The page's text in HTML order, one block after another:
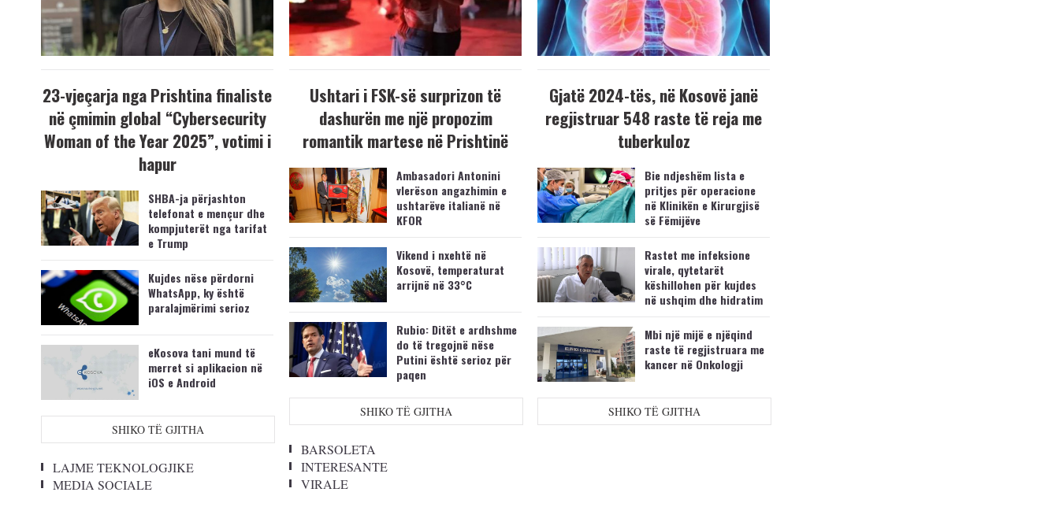
23-vjeçarja nga Prishtina finaliste
në çmimin global “Cybersecurity
Woman of the Year 2025”, votimi i
hapur
SHBA-ja përjashton
telefonat e mençur dhe
kompjuterët nga tarifat
e Trump
Kujdes nëse përdorni
WhatsApp, ky është
paralajmërimi serioz
eKosova tani mund të
merret si aplikacion në
iOS e Android
SHIKO TË GJITHA
LAJME TEKNOLOGJIKE
MEDIA SOCIALE
Ushtari i FSK-së surprizon të
dashurën me një propozim
romantik martese në Prishtinë
Ambasadori Antonini
vlerëson angazhimin e
ushtarëve italianë në
KFOR
Vikend i nxehtë në
Kosovë, temperaturat
arrijnë në 33°C
Rubio: Ditët e ardhshme
do të tregojnë nëse
Putini është serioz për
paqen
SHIKO TË GJITHA
BARSOLETA
INTERESANTE
VIRALE
Gjatë 2024-tës, në Kosovë janë
regjistruar 548 raste të reja me
tuberkuloz
Bie ndjeshëm lista e
pritjes për operacione
në Klinikën e Kirurgjisë
së Fëmijëve
Rastet me infeksione
virale, qytetarët
këshillohen për kujdes
në ushqim dhe hidratim
Mbi një mijë e njëqind
raste të regjistruara me
kancer në Onkologji
SHIKO TË GJITHA